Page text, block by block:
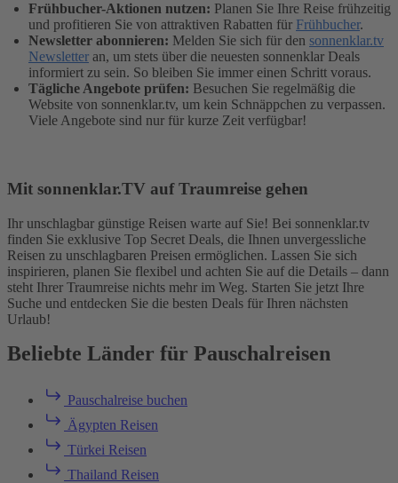
Frühbucher-Aktionen nutzen: Planen Sie Ihre Reise frühzeitig
und profitieren Sie von attraktiven Rabatten für Frühbucher.
Newsletter abonnieren: Melden Sie sich für den sonnenklar.tv
Newsletter an, um stets über die neuesten sonnenklar Deals
informiert zu sein. So bleiben Sie immer einen Schritt voraus.
Tägliche Angebote prüfen: Besuchen Sie regelmäßig die
Website von sonnenklar.tv, um kein Schnäppchen zu verpassen.
Viele Angebote sind nur für kurze Zeit verfügbar!
Mit sonnenklar.TV auf Traumreise gehen
Ihr unschlagbar günstige Reisen warte auf Sie! Bei sonnenklar.tv
finden Sie exklusive Top Secret Deals, die Ihnen unvergessliche
Reisen zu unschlagbaren Preisen ermöglichen. Lassen Sie sich
inspirieren, planen Sie flexibel und achten Sie auf die Details – dann
steht Ihrer Traumreise nichts mehr im Weg. Starten Sie jetzt Ihre
Suche und entdecken Sie die besten Deals für Ihren nächsten
Urlaub!
Beliebte Länder für Pauschalreisen
Pauschalreise buchen
Ägypten Reisen
Türkei Reisen
Thailand Reisen